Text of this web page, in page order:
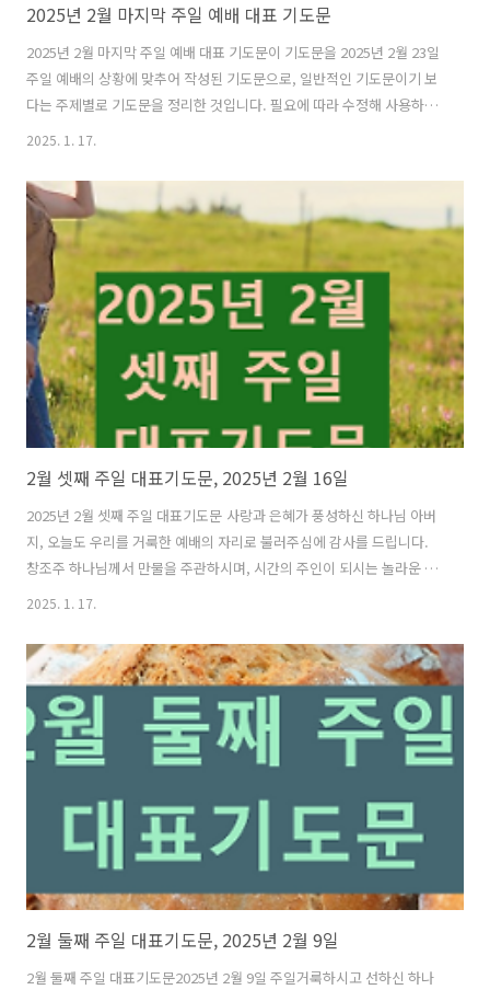
2025년 2월 마지막 주일 예배 대표 기도문
2025년 2월 마지막 주일 예배 대표 기도문이 기도문을 2025년 2월 23일
주일 예배의 상황에 맞추어 작성된 기도문으로, 일반적인 기도문이기 보
다는 주제별로 기도문을 정리한 것입니다. 필요에 따라 수정해 사용하시
면 됩니다.어제도 하나님의 것이며, 오늘도 하나님의 것입니다. 모든 시
에 주님 앞에 나아와 예배하게 하시니 감사를 드립니다. 우리의 모든 생
각과 마음과 영혼이 주님께 집중되게 하시고, 예배를 통하여 살아계신 하
나님께 온전히 나아가게 하옵소서. 1. 찬양과 영광주님, 주님의 크신 권
능과 지혜로 이 세상을 창조하시고 운행하시는 주님을 찬양합니다. 우리
를 죄와 사망 가운데서 건지시고 독생자 예수 그리스도를 통하여 영원한
생명을..
2025. 1. 17.
2월 셋째 주일 대표기도문, 2025년 2월 16일
2025년 2월 셋째 주일 대표기도문 사랑과 은혜가 풍성하신 하나님 아버
지, 오늘도 우리를 거룩한 예배의 자리로 불러주심에 감사를 드립니다.
창조주 하나님께서 만물을 주관하시며, 시간의 주인이 되시는 놀라운 손
길로 우리를 인도해 주셨습니다. 2025년을 허락하신 주님께서 벌써 2월
드립니다. 우리의 시작과 끝이 되시는 하나님을 높이며 경배합니다. 주
님, 이 시간 우리의 부족함과 연약함을 고백하며 나아갑니다. 우리 삶 가
운데 불순종과 타협했던 모든 죄악을 회개합니다. 하나님의 말씀에 순종
하기보다는 세상의 유혹에 흔들리며, 주님을 온전히 신뢰하지 못했던 우
리의 나약함을 용서하여 주옵소서. “만일 우리가 우리 죄를 자백하면, 그
2025. 1. 17.
2월 둘째 주일 대표기도문, 2025년 2월 9일
2월 둘째 주일 대표기도문2025년 2월 9일 주일거룩하시고 선하신 하나